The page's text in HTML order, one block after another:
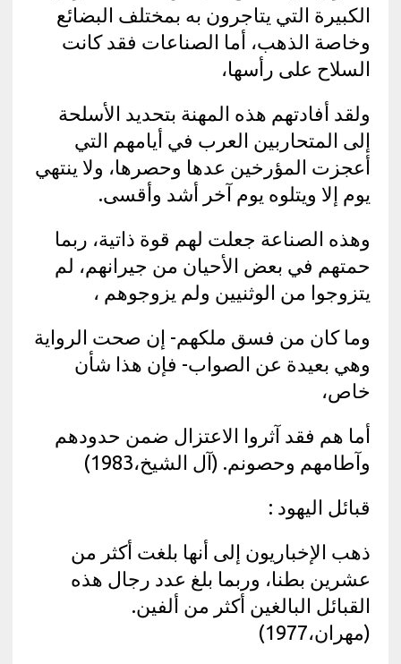
الكبيرة التي يتاجرون به بمختلف البضائع
وخاصة الذهب، أما الصناعات فقد كانت
السلاح على رأسها،
ولقد أفادتهم هذه المهنة بتحديد الأسلحة
إلى المتحاربين العرب في أيامهم التي
أعجزت المؤرخين عدها وحصرها، ولا ينتهي
يوم إلا ويتلوه يوم آخر أشد وأقسى.
وهذه الصناعة جعلت لهم قوة ذاتية، ربما
حمتهم في بعض الأحيان من جيرانهم، لم
يتزوجوا من الوثنيين ولم يزوجوهم ،
وما كان من فسق ملكهم- إن صحت الرواية
وهي بعيدة عن الصواب- فإن هذا شأن
خاص،
أما هم فقد آثروا الاعتزال ضمن حدودهم
وآطامهم وحصونم. (آل الشيخ،1983)
قبائل اليهود :
ذهب الإخباريون إلى أنها بلغت أكثر من
عشرين بطنا، وربما بلغ عدد رجال هذه
القبائل البالغين أكثر من ألفين.
(مهران،1977)